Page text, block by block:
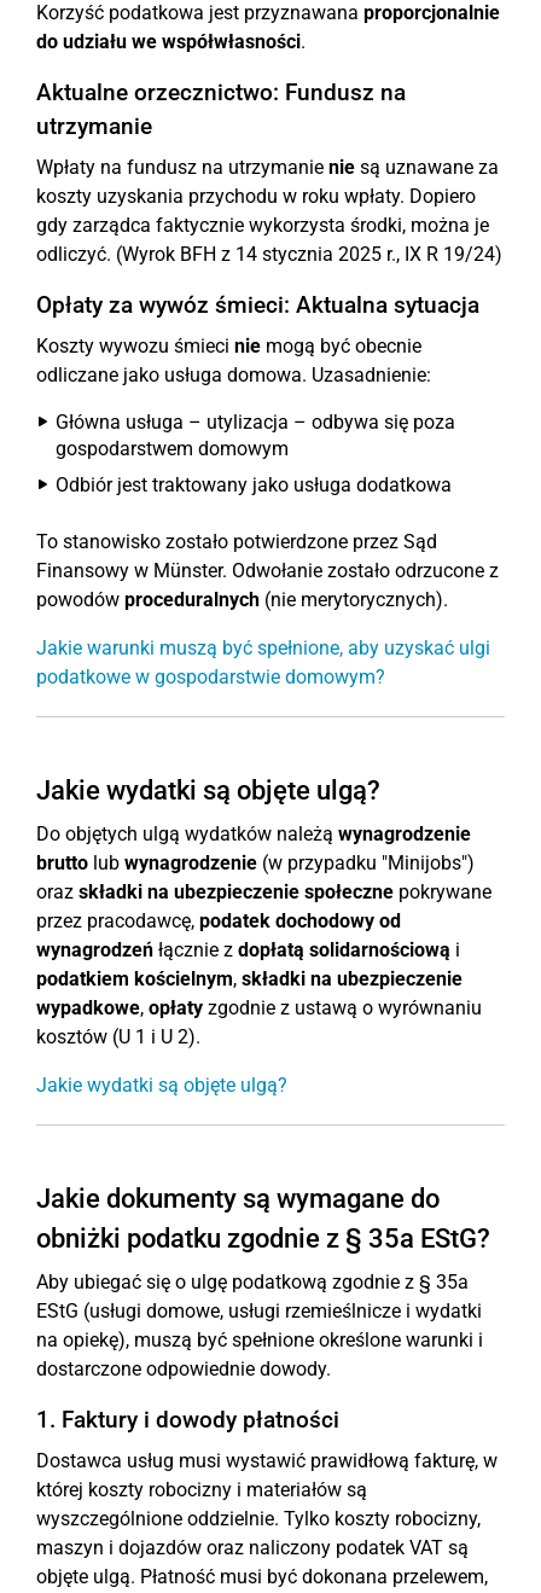
Korzyść podatkowa jest przyznawana proporcjonalnie
do udziału we współwłasności.
Aktualne orzecznictwo: Fundusz na
utrzymanie
Wpłaty na fundusz na utrzymanie nie są uznawane za
koszty uzyskania przychodu w roku wpłaty. Dopiero
gdy zarządca faktycznie wykorzysta środki, można je
odliczyć. (Wyrok BFH z 14 stycznia 2025 r., IX R 19/24)
Opłaty za wywóz śmieci: Aktualna sytuacja
Koszty wywozu śmieci nie mogą być obecnie
odliczane jako usługa domowa. Uzasadnienie:
Główna usługa – utylizacja – odbywa się poza
gospodarstwem domowym
Odbiór jest traktowany jako usługa dodatkowa
To stanowisko zostało potwierdzone przez Sąd
Finansowy w Münster. Odwołanie zostało odrzucone z
powodów proceduralnych (nie merytorycznych).
Jakie warunki muszą być spełnione, aby uzyskać ulgi
podatkowe w gospodarstwie domowym?
Jakie wydatki są objęte ulgą?
Do objętych ulgą wydatków należą wynagrodzenie
brutto lub wynagrodzenie (w przypadku "Minijobs")
oraz składki na ubezpieczenie społeczne pokrywane
przez pracodawcę, podatek dochodowy od
wynagrodzeń łącznie z dopłatą solidarnościową i
podatkiem kościelnym, składki na ubezpieczenie
wypadkowe, opłaty zgodnie z ustawą o wyrównaniu
kosztów (U 1 i U 2).
Jakie wydatki są objęte ulgą?
Jakie dokumenty są wymagane do
obniżki podatku zgodnie z § 35a EStG?
Aby ubiegać się o ulgę podatkową zgodnie z § 35a
EStG (usługi domowe, usługi rzemieślnicze i wydatki
na opiekę), muszą być spełnione określone warunki i
dostarczone odpowiednie dowody.
1. Faktury i dowody płatności
Dostawca usług musi wystawić prawidłową fakturę, w
której koszty robocizny i materiałów są
wyszczególnione oddzielnie. Tylko koszty robocizny,
maszyn i dojazdów oraz naliczony podatek VAT są
objęte ulgą. Płatność musi być dokonana przelewem,